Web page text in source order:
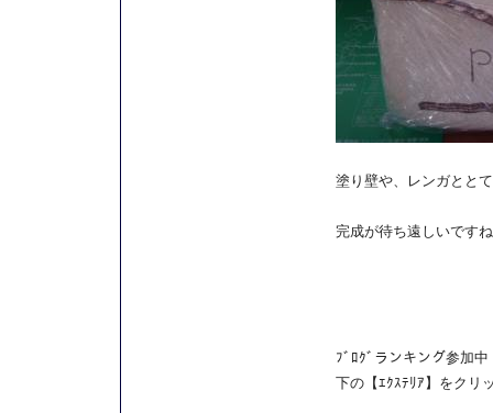
塗り壁や、レンガとと
完成が待ち遠しいですね
ﾌﾞﾛｸﾞランキング参加中
下の【ｴｸｽﾃﾘｱ】をクリ